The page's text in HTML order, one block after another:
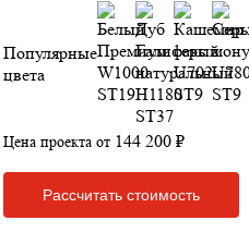
Популярные
цвета
Цена проекта от 144 200 ₽
Рассчитать стоимость